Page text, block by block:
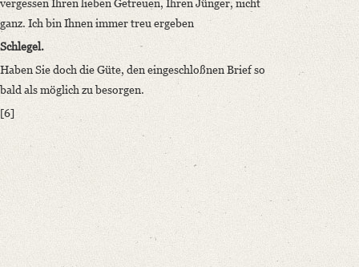
ganz. Ich bin Ihnen immer treu ergeben
Schlegel.
Haben Sie doch die Güte, den eingeschloßnen Brief so
bald als möglich zu besorgen.
[6]